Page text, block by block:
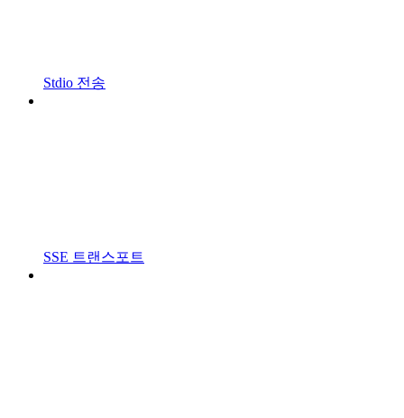
Stdio 전송
SSE 트랜스포트